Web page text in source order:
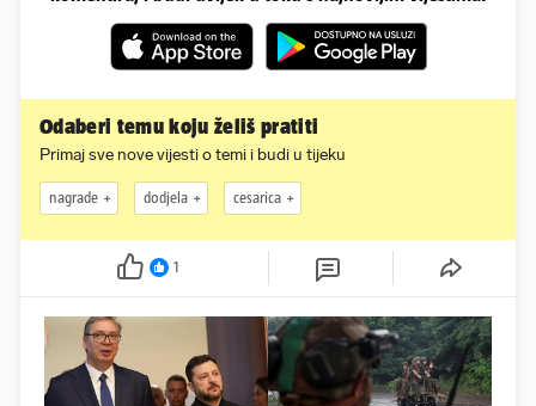
Odaberi temu koju želiš pratiti
Primaj sve nove vijesti o temi i budi u tijeku
nagrade dodjela cesarica
1